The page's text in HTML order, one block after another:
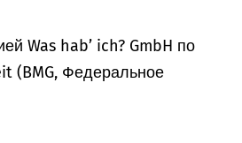
Was hab’ ich? GmbH по
(BMG, Федеральное